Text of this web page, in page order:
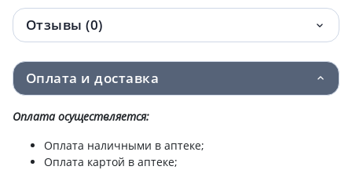
Отзывы (0)
Оплата и доставка
Оплата осуществляется:
Оплата наличными в аптеке;
Оплата картой в аптеке;